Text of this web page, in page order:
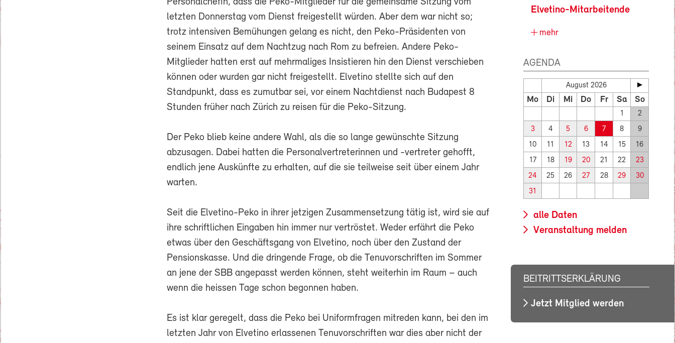
Personalchefin, dass die Peko-Mitglieder für die gemeinsame Sitzung vom
letzten Donnerstag vom Dienst freigestellt würden. Aber dem war nicht so;
trotz intensiven Bemühungen gelang es nicht, den Peko-Präsidenten von
seinem Einsatz auf dem Nachtzug nach Rom zu befreien. Andere Peko-
Mitglieder hatten erst auf mehrmaliges Insistieren hin den Dienst verschieben
können oder wurden gar nicht freigestellt. Elvetino stellte sich auf den
Standpunkt, dass es zumutbar sei, vor einem Nachtdienst nach Budapest 8
Stunden früher nach Zürich zu reisen für die Peko-Sitzung.
Der Peko blieb keine andere Wahl, als die so lange gewünschte Sitzung
abzusagen. Dabei hatten die Personalvertreterinnen und -vertreter gehofft,
endlich jene Auskünfte zu erhalten, auf die sie teilweise seit über einem Jahr
warten.
Seit die Elvetino-Peko in ihrer jetzigen Zusammensetzung tätig ist, wird sie auf
ihre schriftlichen Eingaben hin immer nur vertröstet. Weder erfährt die Peko
etwas über den Geschäftsgang von Elvetino, noch über den Zustand der
Pensionskasse. Und die dringende Frage, ob die Tenuvorschriften im Sommer
an jene der SBB angepasst werden können, steht weiterhin im Raum – auch
wenn die heissen Tage schon begonnen haben.
Es ist klar geregelt, dass die Peko bei Uniformfragen mitreden kann, bei den im
letzten Jahr von Elvetino erlassenen Tenuvorschriften war dies aber nicht der
Elvetino-Mitarbeitende
mehr
AGENDA
August 2026
Mo Di Mi Do Fr Sa So
1 2
3 4 5 6 7 8 9
10 11 12 13 14 15 16
17 18 19 20 21 22 23
24 25 26 27 28 29 30
31
alle Daten
Veranstaltung melden
BEITRITTSERKLÄRUNG
Jetzt Mitglied werden